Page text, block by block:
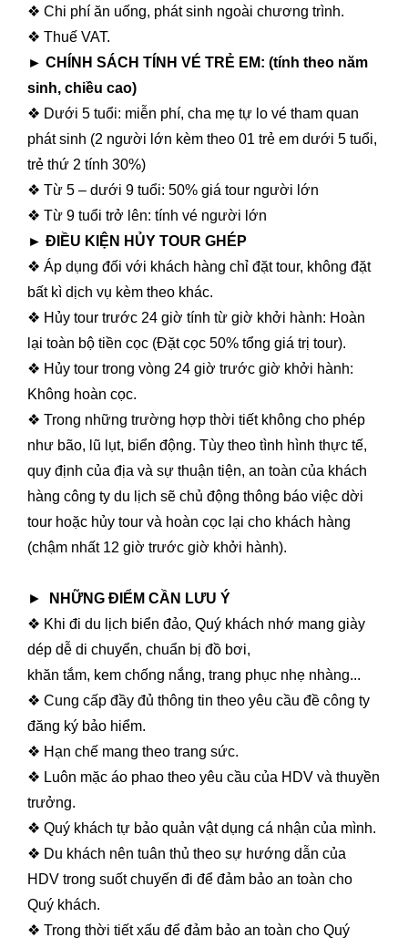
❖ Chi phí ăn uống, phát sinh ngoài chương trình.
❖ Thuế VAT.
► CHÍNH SÁCH TÍNH VÉ TRẺ EM: (tính theo năm
sinh, chiều cao)
❖ Dưới 5 tuổi: miễn phí, cha mẹ tự lo vé tham quan
phát sinh (2 người lớn kèm theo 01 trẻ em dưới 5 tuổi,
trẻ thứ 2 tính 30%)
❖ Từ 5 – dưới 9 tuổi: 50% giá tour người lớn
❖ Từ 9 tuổi trở lên: tính vé người lớn
► ĐIỀU KIỆN HỦY TOUR GHÉP
❖ Áp dụng đối với khách hàng chỉ đặt tour, không đặt
bất kì dịch vụ kèm theo khác.
❖ Hủy tour trước 24 giờ tính từ giờ khởi hành: Hoàn
lại toàn bộ tiền cọc (Đặt cọc 50% tổng giá trị tour).
❖ Hủy tour trong vòng 24 giờ trước giờ khởi hành:
Không hoàn cọc.
❖ Trong những trường hợp thời tiết không cho phép
như bão, lũ lụt, biển động. Tùy theo tình hình thực tế,
quy định của địa và sự thuận tiện, an toàn của khách
hàng công ty du lịch sẽ chủ động thông báo việc dời
tour hoặc hủy tour và hoàn cọc lại cho khách hàng
(chậm nhất 12 giờ trước giờ khởi hành).
►
NHỮNG ĐIỂM CẦN LƯU Ý
❖ Khi đi du lịch biển đảo, Quý khách nhớ mang giày
dép dễ di chuyển, chuẩn bị đồ bơi,
khăn tắm, kem chống nắng, trang phục nhẹ nhàng...
❖ Cung cấp đầy đủ thông tin theo yêu cầu đề công ty
đăng ký bảo hiểm.
❖ Hạn chế mang theo trang sức.
❖ Luôn mặc áo phao theo yêu cầu của HDV và thuyền
trưởng.
❖ Quý khách tự bảo quản vật dụng cá nhận của mình.
❖ Du khách nên tuân thủ theo sự hướng dẫn của
HDV trong suốt chuyến đi để đảm bảo an toàn cho
Quý khách.
❖ Trong thời tiết xấu để đảm bảo an toàn cho Quý